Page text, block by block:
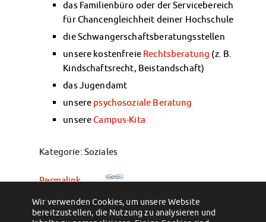
das Familienbüro oder der Servicebereich
für Chancengleichheit deiner Hochschule
die Schwangerschaftsberatungsstellen
unsere kostenfreie Rechtsberatung (z. B.
Kindschaftsrecht, Beistandschaft)
das Jugendamt
unsere psychosoziale Beratung
unsereCampus-Kita
Kategorie: Soziales
Permalink
Wann & wie kann ich den
Semesterbeitrag ganz oder teilweise
Wie funktioniert das Semesterticket?
Wir verwenden Cookies, um unsere Website
bereitzustellen, die Nutzung zu analysieren und